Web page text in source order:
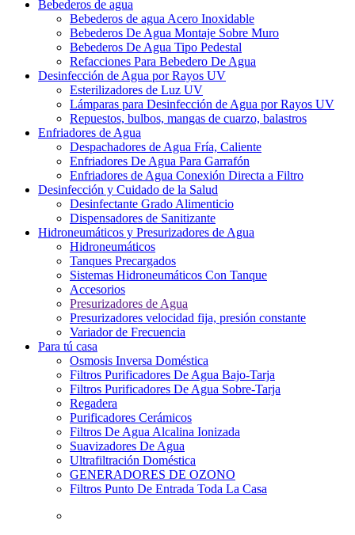
Bebederos de agua
Bebederos de agua Acero Inoxidable
Bebederos De Agua Montaje Sobre Muro
Bebederos De Agua Tipo Pedestal
Refacciones Para Bebedero De Agua
Desinfección de Agua por Rayos UV
Esterilizadores de Luz UV
Lámparas para Desinfección de Agua por Rayos UV
Repuestos, bulbos, mangas de cuarzo, balastros
Enfriadores de Agua
Despachadores de Agua Fría, Caliente
Enfriadores De Agua Para Garrafón
Enfriadores de Agua Conexión Directa a Filtro
Desinfección y Cuidado de la Salud
Desinfectante Grado Alimenticio
Dispensadores de Sanitizante
Hidroneumáticos y Presurizadores de Agua
Hidroneumáticos
Tanques Precargados
Sistemas Hidroneumáticos Con Tanque
Accesorios
Presurizadores de Agua
Presurizadores velocidad fija, presión constante
Variador de Frecuencia
Para tú casa
Osmosis Inversa Doméstica
Filtros Purificadores De Agua Bajo-Tarja
Filtros Purificadores De Agua Sobre-Tarja
Regadera
Purificadores Cerámicos
Filtros De Agua Alcalina Ionizada
Suavizadores De Agua
Ultrafiltración Doméstica
GENERADORES DE OZONO
Filtros Punto De Entrada Toda La Casa